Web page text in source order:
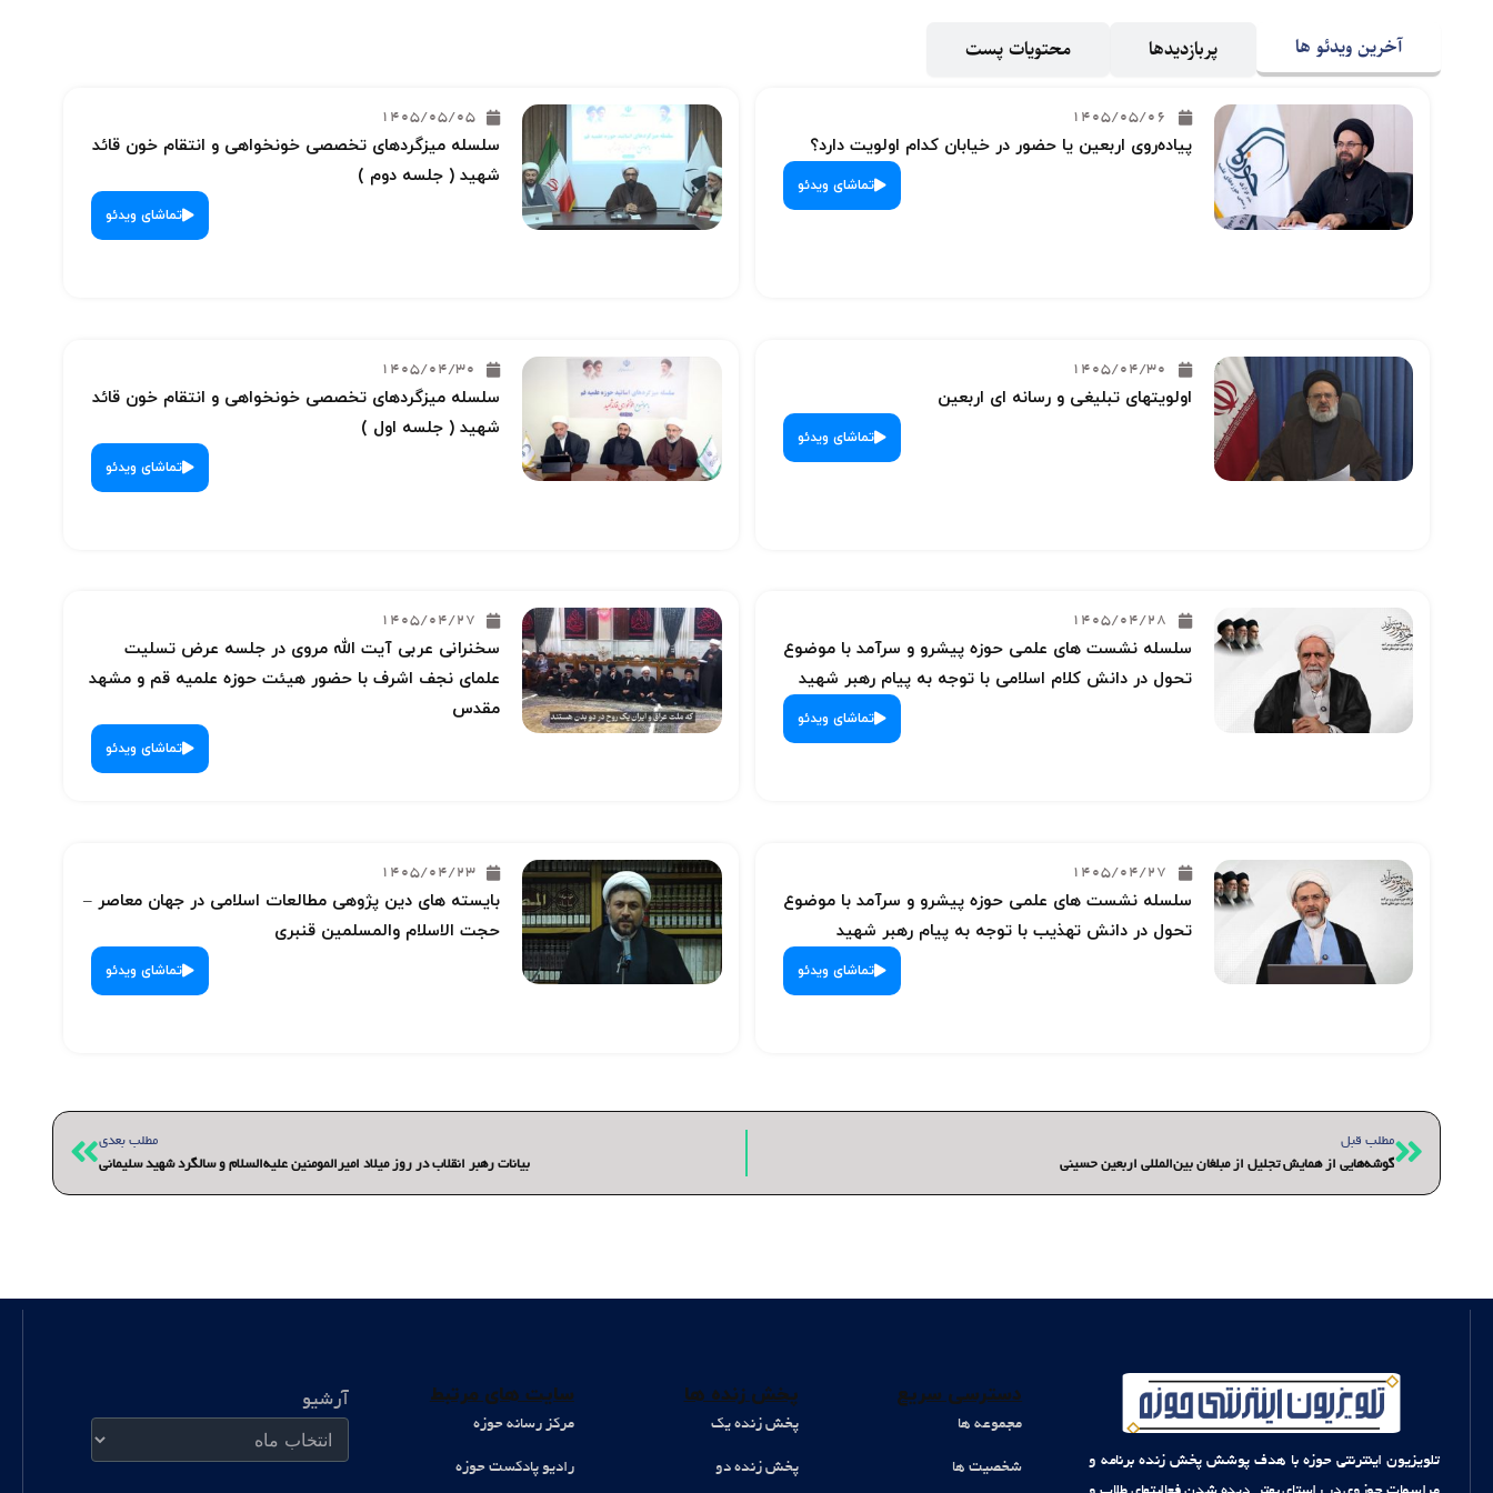
آخرین ویدئو ها پربازدیدها محتویات پست
1405/05/06
پیاده‌روی اربعین یا حضور در خیابان کدام اولویت دارد؟
تماشای ویدئو
1405/05/05
سلسله میزگردهای تخصصی خونخواهی و انتقام خون قائد
شهید ( جلسه دوم )
تماشای ویدئو
1405/04/30
اولویتهای تبلیغی و رسانه ای اربعین
تماشای ویدئو
1405/04/30
سلسله میزگردهای تخصصی خونخواهی و انتقام خون قائد
شهید ( جلسه اول )
تماشای ویدئو
1405/04/28
سلسله نشست های علمی حوزه پیشرو و سرآمد با موضوع
تحول در دانش کلام اسلامی با توجه به پیام رهبر شهید
تماشای ویدئو
1405/04/27
سخنرانی عربی آیت الله مروی در جلسه عرض تسلیت
علمای نجف اشرف با حضور هیئت حوزه علمیه قم و مشهد
مقدس
تماشای ویدئو
1405/04/27
سلسله نشست های علمی حوزه پیشرو و سرآمد با موضوع
تحول در دانش تهذیب با توجه به پیام رهبر شهید
تماشای ویدئو
1405/04/23
بایسته های دین پژوهی مطالعات اسلامی در جهان معاصر –
حجت الاسلام والمسلمین قنبری
تماشای ویدئو
قبلیمطلب قبل
گوشه‌هایی از همایش تجلیل از مبلغان بین‌المللی اربعین حسینی
مطلب بعدی
بیانات رهبر انقلاب در روز میلاد امیرالمومنین علیه‌السلام و سالگرد شهید سلیمانی
بعدی
تلویزیون اینترنتی حوزه با هدف پوشش پخش زنده برنامه و
دسترسی سریع
مجموعه ها
شخصیت ها
پخش زنده ها
پخش زنده یک
پخش زنده دو
سایت های مرتبط
مرکز رسانه حوزه
رادیو پادکست حوزه
آرشیو
آرشیو